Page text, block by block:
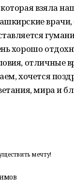
взяла
врачи,
хорошо
отличные
хочется
мира и
мечту!